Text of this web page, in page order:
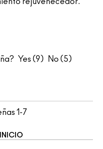
rejuvenecedor.
9 5
1-7